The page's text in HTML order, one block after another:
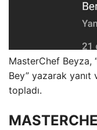
MasterChef Beyza,
Bey” yazarak
topladı.